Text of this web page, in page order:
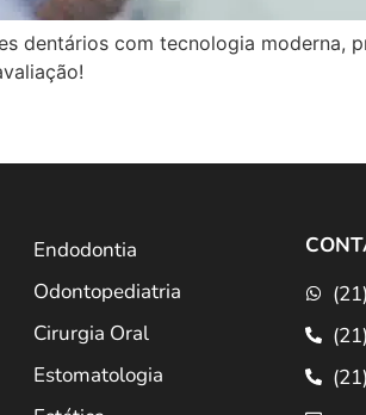
dentários com tecnologia moderna,
Endodontia
Odontopediatria
Cirurgia Oral
Estomatologia